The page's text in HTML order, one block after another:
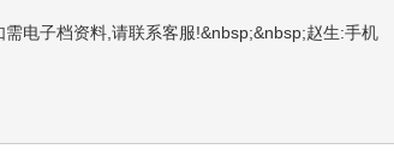
电子档资料,请联系客服!&nbsp;&nbsp;赵生:手机